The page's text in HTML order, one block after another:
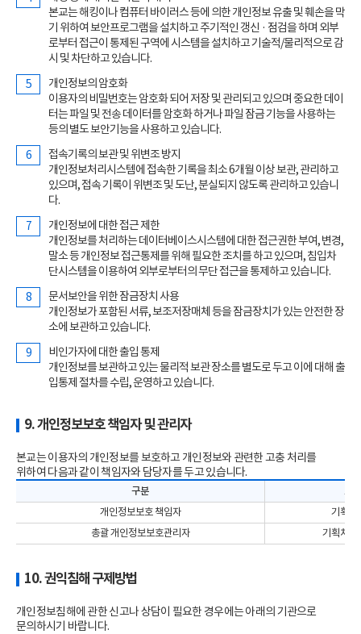
본교는 해킹이나 컴퓨터 바이러스 등에 의한 개인정보 유출 및 훼손을 막
기 위하여 보안프로그램을 설치하고 주기적인 갱신 · 점검을 하며 외부
로부터 접근이 통제된 구역에 시스템을 설치하고 기술적/물리적으로 감
시 및 차단하고 있습니다.
개인정보의 암호화
이용자의 비밀번호는 암호화 되어 저장 및 관리되고 있으며 중요한 데이
터는 파일 및 전송 데이터를 암호화 하거나 파일 잠금 기능을 사용하는
등의 별도 보안기능을 사용하고 있습니다.
접속기록의 보관 및 위변조 방지
개인정보처리시스템에 접속한 기록을 최소 6개월 이상 보관, 관리하고
있으며, 접속 기록이 위변조 및 도난, 분실되지 않도록 관리하고 있습니
다.
개인정보에 대한 접근 제한
개인정보를 처리하는 데이터베이스시스템에 대한 접근권한 부여, 변경,
말소 등 개인정보 접근통제를 위해 필요한 조치를 하고 있으며, 침입차
단시스템을 이용하여 외부로부터의 무단 접근을 통제하고 있습니다.
문서보안을 위한 잠금장치 사용
개인정보가 포함된 서류, 보조저장매체 등을 잠금장치가 있는 안전한 장
소에 보관하고 있습니다.
비인가자에 대한 출입 통제
개인정보를 보관하고 있는 물리적 보관 장소를 별도로 두고 이에 대해 출
입통제 절차를 수립, 운영하고 있습니다.
9. 개인정보보호 책임자 및 관리자
본교는 이용자의 개인정보를 보호하고 개인정보와 관련한 고충 처리를
위하여 다음과 같이 책임자와 담당자를 두고 있습니다.
구분 소
개인정보보호 책임자
기획처
총괄 개인정보보호관리자
기획처
10. 권익침해 구제방법
개인정보침해에 관한 신고나 상담이 필요한 경우에는 아래의 기관으로
문의하시기 바랍니다.